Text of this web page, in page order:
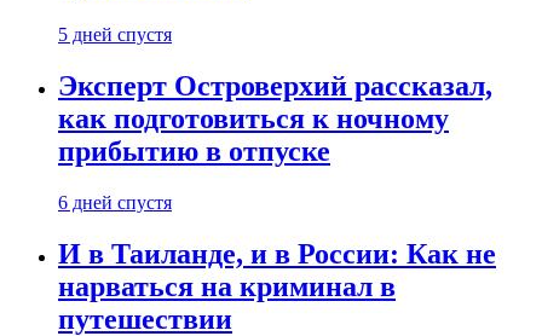
5 дней спустя
Эксперт Островерхий рассказал,
как подготовиться к ночному
прибытию в отпуске
6 дней спустя
И в Таиланде, и в России: Как не
нарваться на криминал в
путешествии